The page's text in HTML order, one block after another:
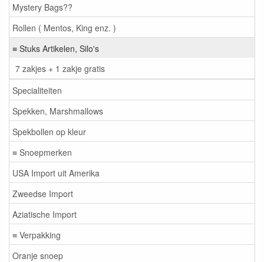
Mystery Bags??
Rollen ( Mentos, King enz. )
≡ Stuks Artikelen, Silo's
7 zakjes + 1 zakje gratis
Specialiteiten
Spekken, Marshmallows
Spekbollen op kleur
≡ Snoepmerken
USA Import uit Amerika
Zweedse Import
Aziatische Import
≡ Verpakking
Oranje snoep